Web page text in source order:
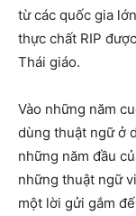
từ các quốc gia
thực chất RIP
Thái giáo.
Vào những năm
dùng thuật ngữ ở
những năm đầu
những thuật ngữ
một lời gửi gắm